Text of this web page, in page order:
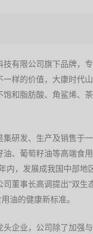
有限公司旗下品牌，
样的价值，大康时代
和脂肪酸、角鲨烯、
研发、生产及销售于
、葡萄籽油等高端食
内，发展成我国中部
董事长高调提出“双生
油的健康新标准。
企业，公司除了加强